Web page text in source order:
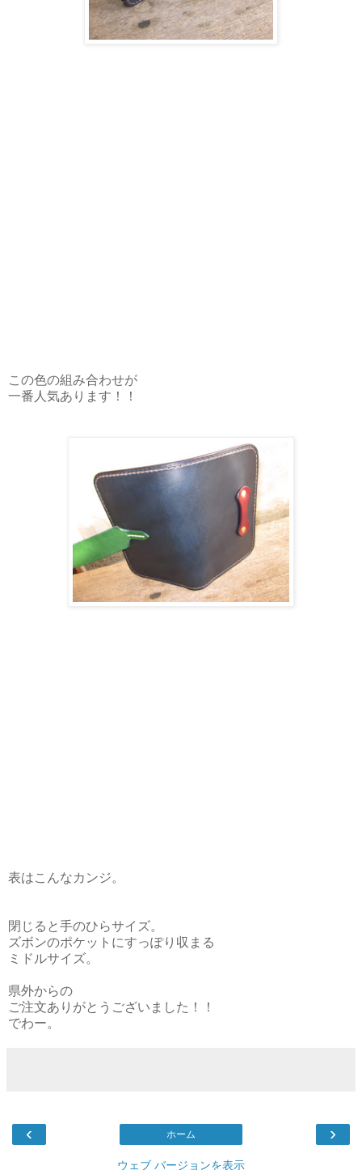
この色の組み合わせが
一番人気あります！！
表はこんなカンジ。
閉じると手のひらサイズ。
ズボンのポケットにすっぽり収まる
ミドルサイズ。
県外からの
ご注文ありがとうございました！！
でわー。
‹ ›
ホーム
ウェブ バージョンを表示